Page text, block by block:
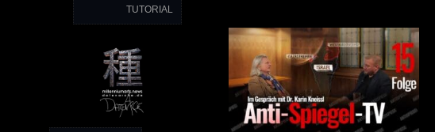
TUTORIAL